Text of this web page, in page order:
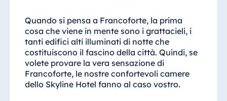
Quando si pensa a Francoforte, la prima
cosa che viene in mente sono i grattacieli, i
tanti edifici alti illuminati di notte che
costituiscono il fascino della città. Quindi, se
volete provare la vera sensazione di
Francoforte, le nostre confortevoli camere
dello Skyline Hotel fanno al caso vostro.